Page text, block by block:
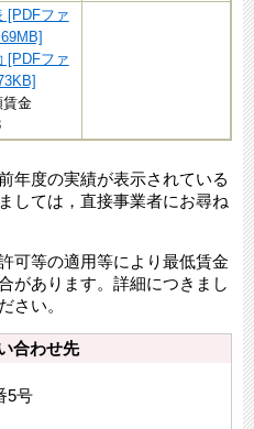
[PDFファ
[PDFファ
賃金
度の実績が表示されている
しては，直接事業者にお尋ね
等の適用等により最低賃金
があります。詳細につきまし
さい。
合わせ先
5号